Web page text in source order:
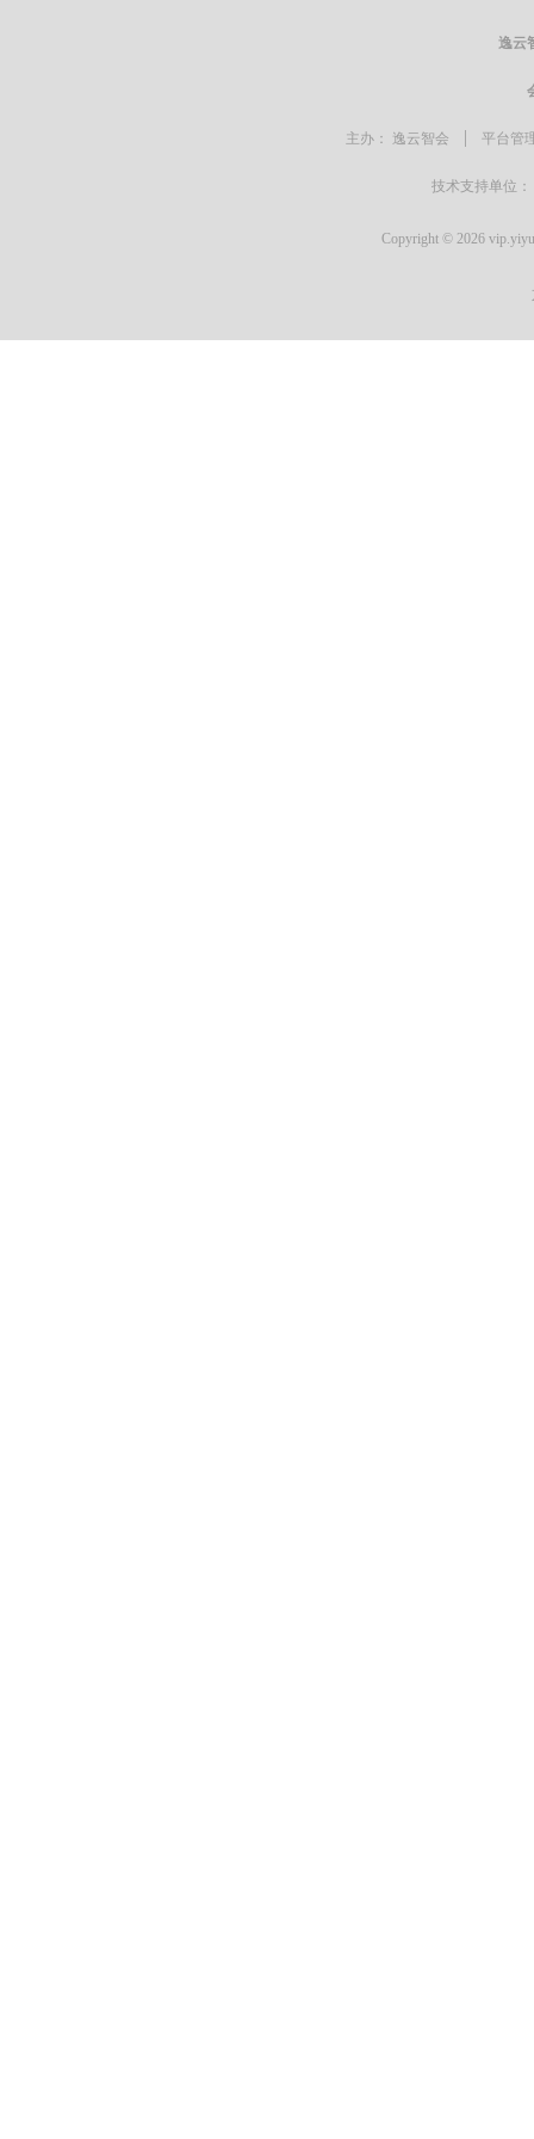
逸云
主办： 逸云智会 | 平台管
技术支持单位：
Copyright © 2026